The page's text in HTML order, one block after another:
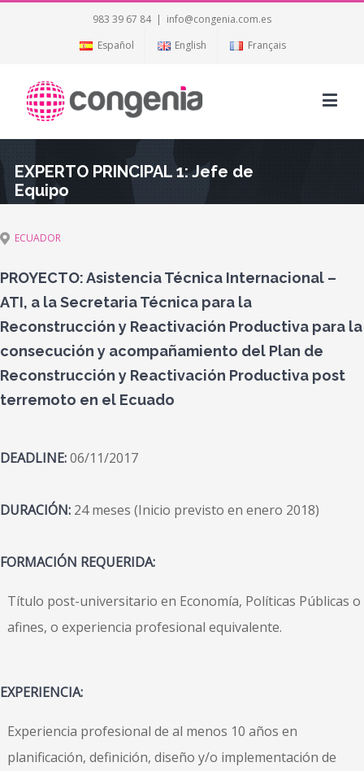
983 39 67 84 | info@congenia.com.es
Español
English Français
EXPERTO PRINCIPAL 1: Jefe de
Equipo
ECUADOR
PROYECTO:Asistencia Técnica Internacional –
ATI, a la Secretaria Técnica para la
Reconstrucción y Reactivación Productiva para la
consecución y acompañamiento del Plan de
Reconstrucción y Reactivación Productiva post
terremoto en el Ecuado
DEADLINE:06/11/2017
DURACIÓN: 24 meses (Inicio previsto en enero 2018)
FORMACIÓN REQUERIDA:
Título post-universitario en Economía, Políticas Públicas o
afines, o experiencia profesional equivalente.
EXPERIENCIA:
Experiencia profesional de al menos 10 años en
planificación, definición, diseño y/o implementación de